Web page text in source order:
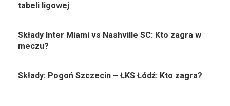
tabeli ligowej
Składy Inter Miami vs Nashville SC: Kto zagra w
meczu?
Składy: Pogoń Szczecin – ŁKS Łódź: Kto zagra?